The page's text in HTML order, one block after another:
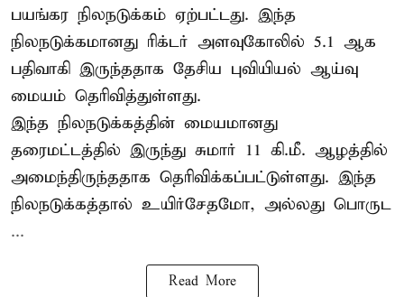
பயங்கர நிலநடுக்கம் ஏற்பட்டது. இந்த
நிலநடுக்கமானது ரிக்டர் அளவுகோலில் 5.1 ஆக
பதிவாகி இருந்ததாக தேசிய புவியியல் ஆய்வு
மையம் தெரிவித்துள்ளது.
இந்த நிலநடுக்கத்தின் மையமானது
தரைமட்டத்தில் இருந்து சுமார் 11 கி.மீ. ஆழத்தில்
அமைந்திருந்ததாக தெரிவிக்கப்பட்டுள்ளது. இந்த
நிலநடுக்கத்தால் உயிர்சேதமோ, அல்லது பொருட
...
Read More